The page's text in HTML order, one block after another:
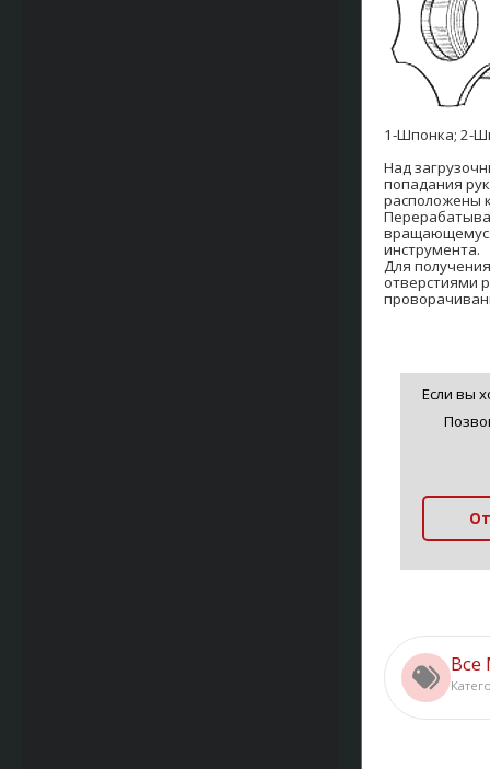
1-Шпонка; 2-
Над
попадания
расположены
инструмента.
Для
отверстиями
Если вы
Все